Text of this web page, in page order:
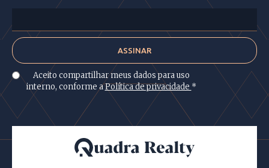
Aceito compartilhar meus dados para uso
interno, conforme aPolítica de privacidade *